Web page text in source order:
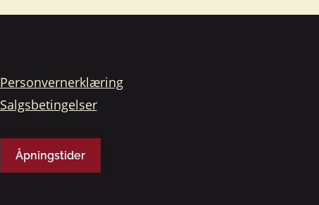
Personvernerklæring
Salgsbetingelser
Åpningstider